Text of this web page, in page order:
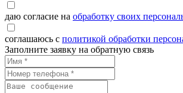
даю согласие на обработку своих
соглашаюсь с политикой обработки
Заполните заявку на обратную связь